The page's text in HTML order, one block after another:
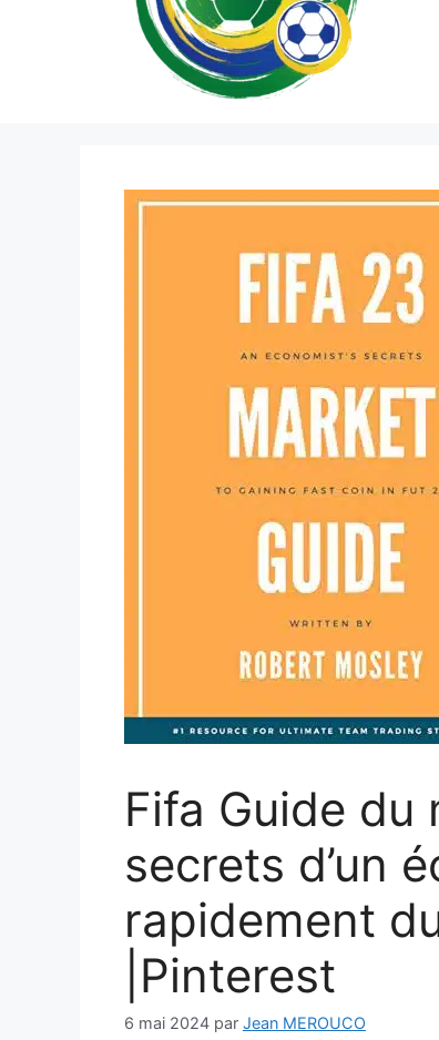
Fifa Guide du
secrets d’un
rapidement
|Pinterest
6 mai 2024 par Jean MEROUCO